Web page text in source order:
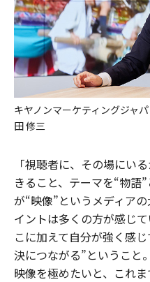
キヤノンマーケティングジャ
田 修三
「視聴者に、その場にい
きること、テーマを“物語
が“映像”というメディア
イントは多くの方が感じ
こに加えて自分が強く感
決につながる”ということ
映像を極めたいと、これま